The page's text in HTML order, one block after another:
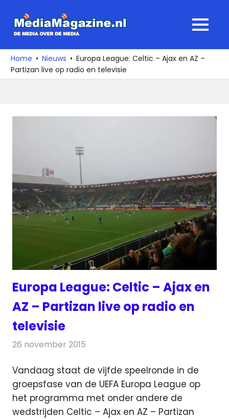
naar
media
over
de
MENU
Home Nieuws
Europa League: Celtic – Ajax en AZ –
Partizan live op radio en televisie
Europa League: Celtic – Ajax en
AZ – Partizan live op radio en
televisie
26 november 2015
Vandaag staat de vijfde speelronde in de
groepsfase van de UEFA Europa League op
het programma met onder andere de
wedstrijden Celtic – Ajax en AZ – Partizan